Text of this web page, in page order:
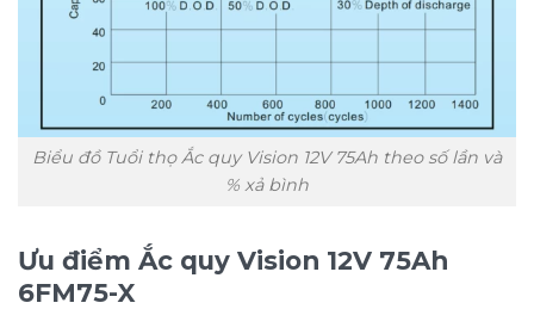
Biểu đồ Tuổi thọ Ắc quy Vision 12V 75Ah theo số lần và
% xả bình
Ưu điểm Ắc quy Vision 12V 75Ah
6FM75-X